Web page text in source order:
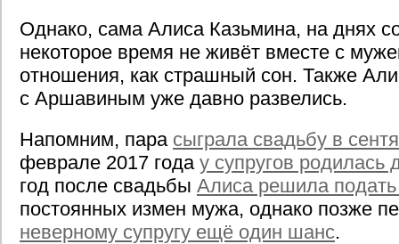
Однако, сама Алиса Казьмина, на днях
некоторое время не живёт вместе с
отношения, как страшный сон. Также
с Аршавиным уже давно развелись.
Напомним, пара сыграла свадьбу в
феврале 2017 года у супругов родилась
год после свадьбы Алиса решила
постоянных измен мужа, однако позже
неверному супругу ещё один шанс.